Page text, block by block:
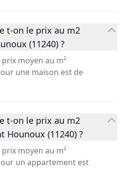
t-on le prix au m2
(11240) ?
moyen au m²
une maison est de
t-on le prix au m2
Hounoux (11240) ?
moyen au m²
un appartement est